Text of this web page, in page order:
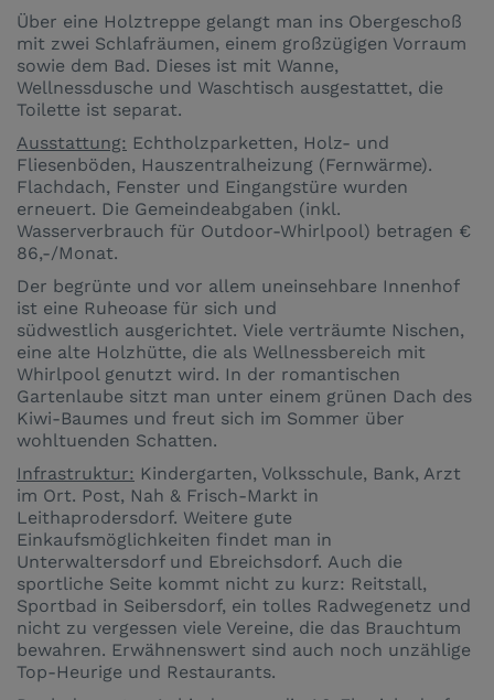
Über eine Holztreppe gelangt man ins Obergeschoß
mit zwei Schlafräumen, einem großzügigen Vorraum
sowie dem Bad. Dieses ist mit Wanne,
Wellnessdusche und Waschtisch ausgestattet, die
Toilette ist separat.
Ausstattung: Echtholzparketten, Holz- und
Fliesenböden, Hauszentralheizung (Fernwärme).
Flachdach, Fenster und Eingangstüre wurden
erneuert. Die Gemeindeabgaben (inkl.
Wasserverbrauch für Outdoor-Whirlpool) betragen €
86,-/Monat.
Der begrünte und vor allem uneinsehbare Innenhof
ist eine Ruheoase für sich und
südwestlich ausgerichtet. Viele verträumte Nischen,
eine alte Holzhütte, die als Wellnessbereich mit
Whirlpool genutzt wird. In der romantischen
Gartenlaube sitzt man unter einem grünen Dach des
Kiwi-Baumes und freut sich im Sommer über
wohltuenden Schatten.
Infrastruktur: Kindergarten, Volksschule, Bank, Arzt
im Ort. Post, Nah & Frisch-Markt in
Leithaprodersdorf. Weitere gute
Einkaufsmöglichkeiten findet man in
Unterwaltersdorf und Ebreichsdorf. Auch die
sportliche Seite kommt nicht zu kurz: Reitstall,
Sportbad in Seibersdorf, ein tolles Radwegenetz und
nicht zu vergessen viele Vereine, die das Brauchtum
bewahren. Erwähnenswert sind auch noch unzählige
Top-Heurige und Restaurants.